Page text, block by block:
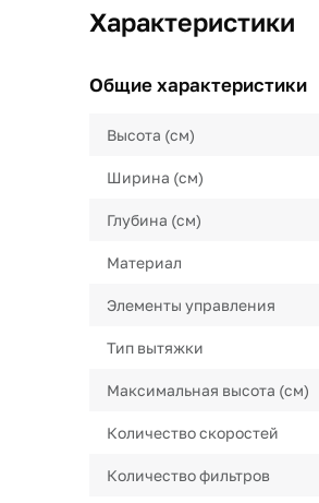
Характеристики
Общие характеристики
Высота (см)
Ширина (см)
Глубина (см)
Материал
Элементы управления
Тип вытяжки
Максимальная высота (см)
Количество скоростей
Количество фильтров